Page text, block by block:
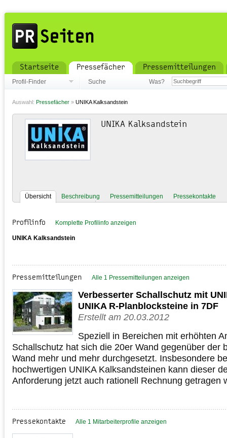
Startseite Pressefächer Pressemitteilungen
Profil-Finder Suche Was?
Auswahl: Pressefächer » UNIKA Kalksandstein
UNIKA Kalksandstein
Übersicht Beschreibung Pressemitteilungen Pressekontakte
Profilinfo Komplette Profilinfo anzeigen
UNIKA Kalksandstein
Pressemitteilungen Alle 1 Pressemitteilungen anzeigen
Verbesserter Schallschutz mit
UNIKA R-Planblocksteine in 7DF
Erstellt am 20.03.2012
Speziell in Bereichen mit erhöhten
Schallschutz hat sich die 20er Wand gegenüber der
Wand mehr und mehr durchgesetzt. Insbesondere
hochwertigen UNIKA Kalksandsteinen kann dieser
Anforderung jetzt auch rationell Rechnung getragen
Pressekontakte Alle 1 Mitarbeiterprofile anzeigen